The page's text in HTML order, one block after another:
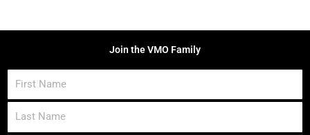
Join the VMO Family
Name
Name